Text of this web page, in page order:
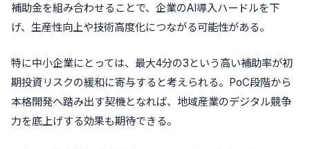
補助金を組み合わせることで、企業のAI導入ハードルを下
げ、生産性向上や技術高度化につながる可能性がある。
特に中小企業にとっては、最大4分の3という高い補助率が初
期投資リスクの緩和に寄与すると考えられる。PoC段階から
本格開発へ踏み出す契機となれば、地域産業のデジタル競争
力を底上げする効果も期待できる。